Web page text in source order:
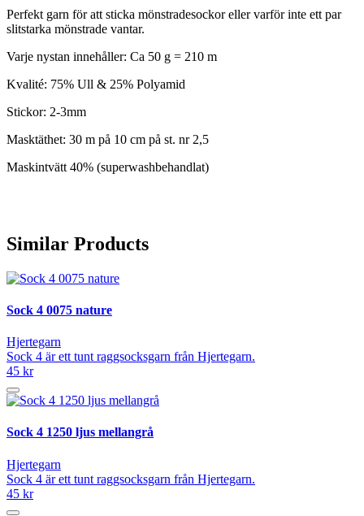
Perfekt garn för att sticka mönstradesockor eller varför inte ett par
slitstarka mönstrade vantar.
Varje nystan innehåller: Ca 50 g = 210 m
Kvalité: 75% Ull & 25% Polyamid
Stickor: 2-3mm
Masktäthet: 30 m på 10 cm på st. nr 2,5
Maskintvätt 40% (superwashbehandlat)
Similar Products
Sock 4 0075 nature
Hjertegarn
Sock 4 är ett tunt raggsocksgarn från Hjertegarn.
45 kr
Sock 4 1250 ljus mellangrå
Hjertegarn
Sock 4 är ett tunt raggsocksgarn från Hjertegarn.
45 kr